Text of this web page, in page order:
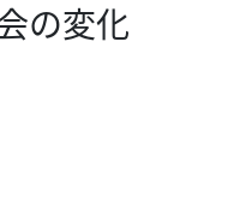
の変化